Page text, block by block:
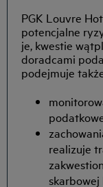
PGK Louvre
potencjalne
je, kwestie
doradcami
podejmuje
realizuje
skarbowej